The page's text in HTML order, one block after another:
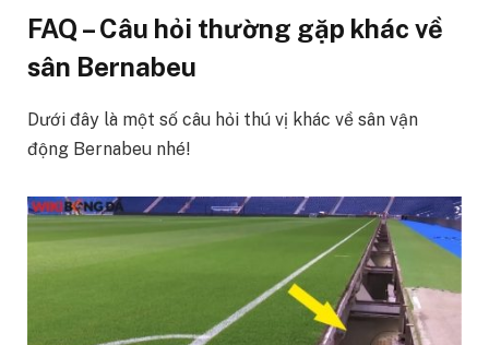
FAQ – Câu hỏi thường gặp khác về
sân Bernabeu
Dưới đây là một số câu hỏi thú vị khác về sân vận
động Bernabeu nhé!